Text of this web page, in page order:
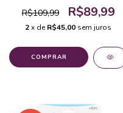
R$109,99 R$89,99
2x deR$45,00 sem juros